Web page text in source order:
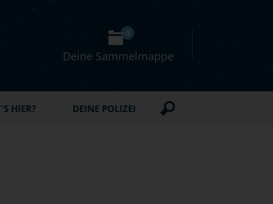
Deine Sammelmappe
0
HIER? DEINE POLIZEI